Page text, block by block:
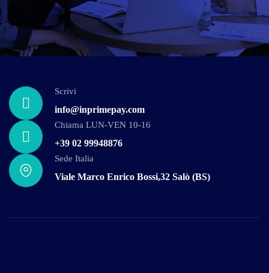
Scrivi
info@inprimepay.com
Chiama LUN-VEN 10-16
+39 02 99948876
Sede Italia
Viale Marco Enrico Bossi,32 Salò (BS)